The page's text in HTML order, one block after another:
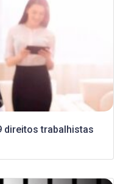
direitos trabalhistas